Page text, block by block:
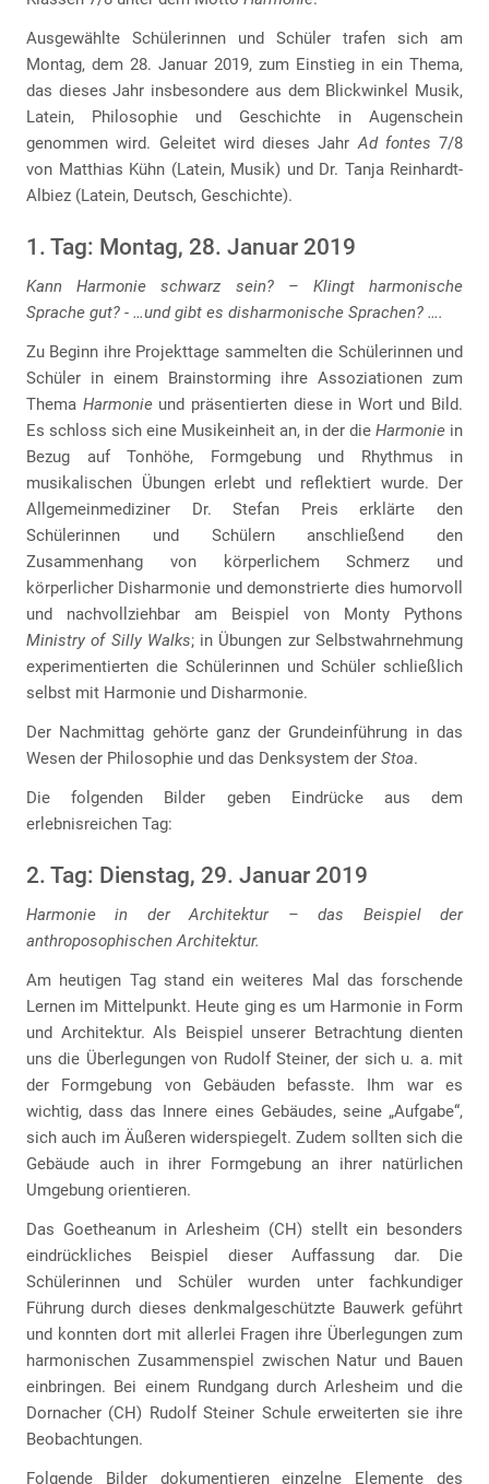
Ausgewählte Schülerinnen und Schüler trafen sich am
Montag, dem 28. Januar 2019, zum Einstieg in ein Thema,
das dieses Jahr insbesondere aus dem Blickwinkel Musik,
Latein, Philosophie und Geschichte in Augenschein
genommen wird. Geleitet wird dieses JahrAd fontes 7/8
von Matthias Kühn (Latein, Musik) und Dr. Tanja Reinhardt-
Albiez (Latein, Deutsch, Geschichte).
1. Tag: Montag, 28. Januar 2019
Kann Harmonie schwarz sein? – Klingt harmonische
Sprache gut? - …und gibt es disharmonische Sprachen? ….
Zu Beginn ihre Projekttage sammelten die Schülerinnen und
Schüler in einem Brainstorming ihre Assoziationen zum
Thema Harmonieund präsentierten diese in Wort und Bild.
Es schloss sich eine Musikeinheit an, in der die Harmonie in
Bezug auf Tonhöhe, Formgebung und Rhythmus in
musikalischen Übungen erlebt und reflektiert wurde. Der
Allgemeinmediziner Dr. Stefan Preis erklärte den
Schülerinnen und Schülern anschließend den
Zusammenhang von körperlichem Schmerz und
körperlicher Disharmonie und demonstrierte dies humorvoll
und nachvollziehbar am Beispiel von Monty Pythons
Ministry of Silly Walks; in Übungen zur Selbstwahrnehmung
experimentierten die Schülerinnen und Schüler schließlich
selbst mit Harmonie und Disharmonie.
Der Nachmittag gehörte ganz der Grundeinführung in das
Wesen der Philosophie und das Denksystem der Stoa.
Die folgenden Bilder geben Eindrücke aus dem
erlebnisreichen Tag:
2. Tag: Dienstag, 29. Januar 2019
Harmonie in der Architektur – das Beispiel der
anthroposophischen Architektur.
Am heutigen Tag stand ein weiteres Mal das forschende
Lernen im Mittelpunkt. Heute ging es um Harmonie in Form
und Architektur. Als Beispiel unserer Betrachtung dienten
uns die Überlegungen von Rudolf Steiner, der sich u. a. mit
der Formgebung von Gebäuden befasste. Ihm war es
wichtig, dass das Innere eines Gebäudes, seine „Aufgabe“,
sich auch im Äußeren widerspiegelt. Zudem sollten sich die
Gebäude auch in ihrer Formgebung an ihrer natürlichen
Umgebung orientieren.
Das Goetheanum in Arlesheim (CH) stellt ein besonders
eindrückliches Beispiel dieser Auffassung dar. Die
Schülerinnen und Schüler wurden unter fachkundiger
Führung durch dieses denkmalgeschützte Bauwerk geführt
und konnten dort mit allerlei Fragen ihre Überlegungen zum
harmonischen Zusammenspiel zwischen Natur und Bauen
einbringen. Bei einem Rundgang durch Arlesheim und die
Dornacher (CH) Rudolf Steiner Schule erweiterten sie ihre
Beobachtungen.
Folgende Bilder dokumentieren einzelne Elemente des